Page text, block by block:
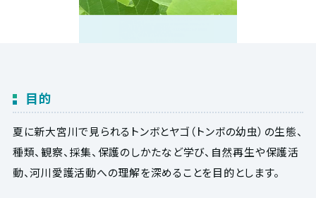
目的
夏に新大宮川で見られるトンボとヤゴ（トンボの幼虫）の生態、
種類、観察、採集、保護のしかたなど学び、自然再生や保護活
動、河川愛護活動への理解を深めることを目的とします。